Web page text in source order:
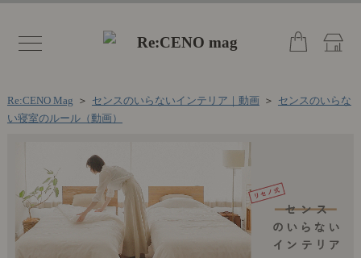
toggle
navigation
Re:CENO Mag ＞ センスのいらないインテリア｜動画 ＞ センスのいらな
い寝室のルール（動画）